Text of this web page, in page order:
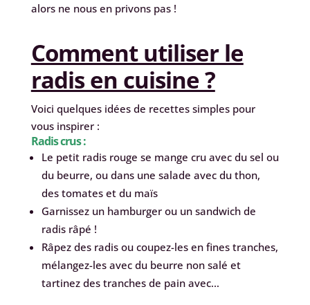
alors ne nous en privons pas !
Comment utiliser le
radis en cuisine ?
Voici quelques idées de recettes simples pour
vous inspirer :
Radis crus :
Le petit radis rouge se mange cru avec du sel ou
du beurre, ou dans une salade avec du thon,
des tomates et du maïs
Garnissez un hamburger ou un sandwich de
radis râpé !
Râpez des radis ou coupez-les en fines tranches,
mélangez-les avec du beurre non salé et
tartinez des tranches de pain avec…